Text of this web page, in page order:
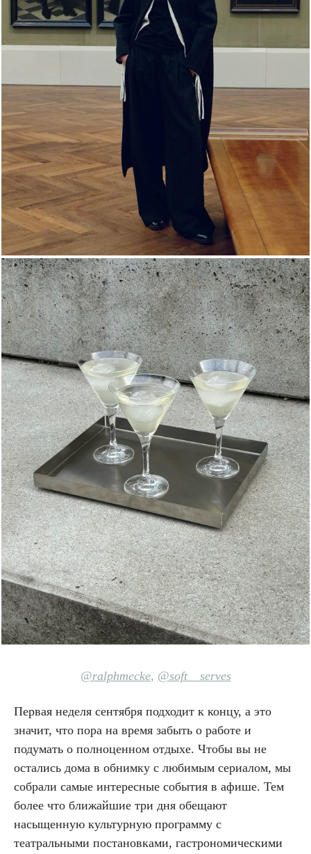
@ralphmecke, @soft__serves
Первая неделя сентября подходит к концу, а это
значит, что пора на время забыть о работе и
подумать о полноценном отдыхе. Чтобы вы не
остались дома в обнимку с любимым сериалом, мы
собрали самые интересные события в афише. Тем
более что ближайшие три дня обещают
насыщенную культурную программу с
театральными постановками, гастрономическими